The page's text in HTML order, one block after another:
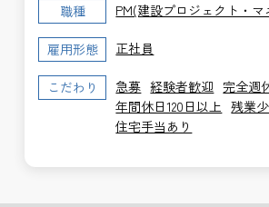
職種 PM(建設プロジェクト・
雇用形態 正社員
こだわり 急募 経験者歓迎 完全週
年間休日120日以上 残業
住宅手当あり